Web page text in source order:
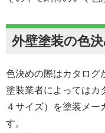
外壁塗装の色
色決めの際はカタログ
塗装業者によってはカ
４サイズ）を塗装メー
す。